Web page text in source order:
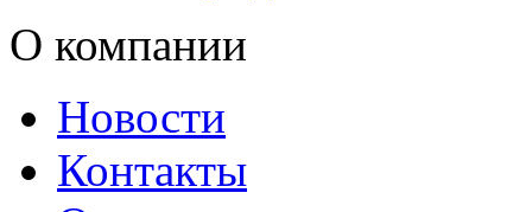
О компании
Новости
Контакты